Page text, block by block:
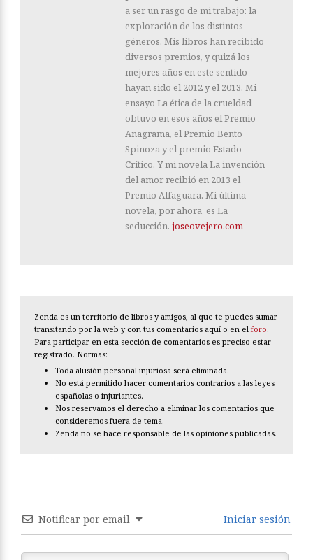
a ser un rasgo de mi trabajo: la
exploración de los distintos
géneros. Mis libros han recibido
diversos premios, y quizá los
mejores años en este sentido
hayan sido el 2012 y el 2013. Mi
ensayo La ética de la crueldad
obtuvo en esos años el Premio
Anagrama, el Premio Bento
Spinoza y el premio Estado
Crítico. Y mi novela La invención
del amor recibió en 2013 el
Premio Alfaguara. Mi última
novela, por ahora, es La
seducción. joseovejero.com
Zenda es un territorio de libros y amigos, al que te puedes sumar
transitando por la web y con tus comentarios aquí o en el foro.
Para participar en esta sección de comentarios es preciso estar
registrado. Normas:
Toda alusión personal injuriosa será eliminada.
No está permitido hacer comentarios contrarios a las leyes
españolas o injuriantes.
Nos reservamos el derecho a eliminar los comentarios que
consideremos fuera de tema.
Zenda no se hace responsable de las opiniones publicadas.
Notificar por email Iniciar sesión